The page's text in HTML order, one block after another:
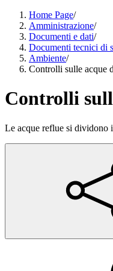
Home Page/
Amministrazione/
Documenti e dati/
Documenti tecnici di
Ambiente/
Controlli sulle acque
Controlli
Le acque reflue si dividono